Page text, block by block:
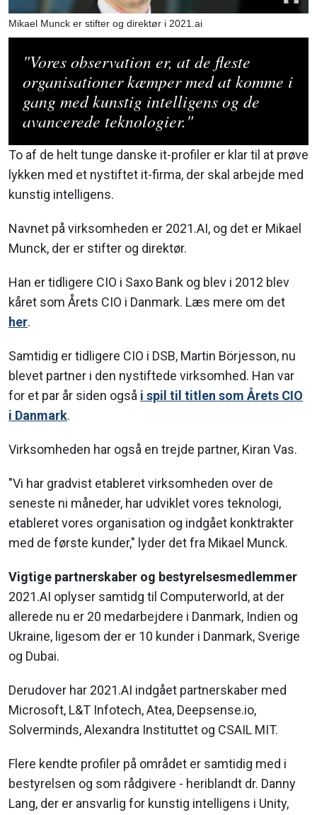
Mikael Munck er stifter og direktør i 2021.ai
"Vores observation er, at de fleste
organisationer kæmper med at komme i
gang med kunstig intelligens og de
avancerede teknologier."
To af de helt tunge danske it-profiler er klar til at prøve
lykken med et nystiftet it-firma, der skal arbejde med
kunstig intelligens.
Navnet på virksomheden er 2021.AI, og det er Mikael
Munck, der er stifter og direktør.
Han er tidligere CIO i Saxo Bank og blev i 2012 blev
kåret som Årets CIO i Danmark. Læs mere om det
her.
Samtidig er tidligere CIO i DSB, Martin Börjesson, nu
blevet partner i den nystiftede virksomhed. Han var
for et par år siden også i spil til titlen som Årets CIO
i Danmark.
Virksomheden har også en trejde partner, Kiran Vas.
"Vi har gradvist etableret virksomheden over de
seneste ni måneder, har udviklet vores teknologi,
etableret vores organisation og indgået konktrakter
med de første kunder," lyder det fra Mikael Munck.
Vigtige partnerskaber og bestyrelsesmedlemmer
2021.AI oplyser samtidg til Computerworld, at der
allerede nu er 20 medarbejdere i Danmark, Indien og
Ukraine, ligesom der er 10 kunder i Danmark, Sverige
og Dubai.
Derudover har 2021.AI indgået partnerskaber med
Microsoft, L&T Infotech, Atea, Deepsense.io,
Solverminds, Alexandra Instituttet og CSAIL MIT.
Flere kendte profiler på området er samtidig med i
bestyrelsen og som rådgivere - heriblandt dr. Danny
Lang, der er ansvarlig for kunstig intelligens i Unity,